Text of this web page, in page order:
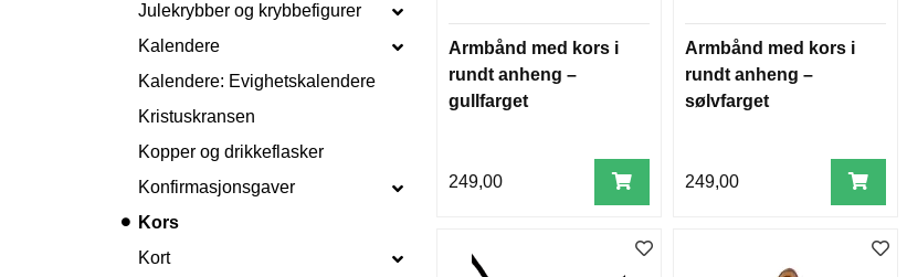
Julekrybber og krybbefigurer
Kalendere
Kalendere: Evighetskalendere
Kristuskransen
Kopper og drikkeflasker
Konfirmasjonsgaver
Kors
Kort
Armbånd med kors i
rundt anheng –
gullfarget
249,00
Armbånd med kors i
rundt anheng –
sølvfarget
249,00